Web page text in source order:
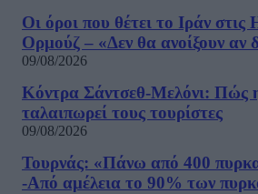
Οι όροι που θέτει το Ιράν
Ορμούζ – «Δεν θα ανοίξουν αν
09/08/2026
Κόντρα Σάντσεθ-Μελόνι: Πώς
ταλαιπωρεί τους τουρίστες
09/08/2026
Τουρνάς: «Πάνω από 400
-Από αμέλεια το 90% των